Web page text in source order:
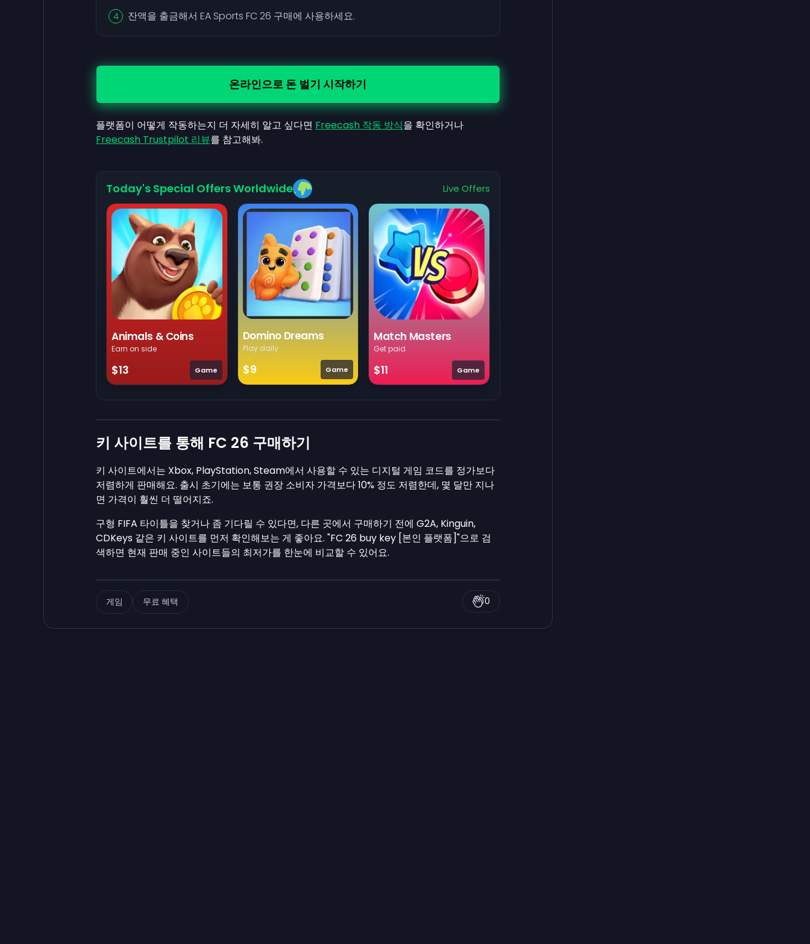
잔액을 출금해서 EA Sports FC 26 구매에 사용하세요.
온라인으로 돈 벌기 시작하기
플랫폼이 어떻게 작동하는지 더 자세히 알고 싶다면 Freecash 작동 방식을 확인하거나
Freecash Trustpilot 리뷰를 참고해봐.
Today's Special Offers Worldwide Live Offers
Animals & Coins
Earn on side
$13 Game
Domino Dreams
Play daily
$9 Game
Match Masters
Get paid
$11 Game
키 사이트를 통해 FC 26 구매하기
키 사이트에서는 Xbox, PlayStation, Steam에서 사용할 수 있는 디지털 게임 코드를 정가보다
저렴하게 판매해요. 출시 초기에는 보통 권장 소비자 가격보다 10% 정도 저렴한데, 몇 달만 지나
면 가격이 훨씬 더 떨어지죠.
구형 FIFA 타이틀을 찾거나 좀 기다릴 수 있다면, 다른 곳에서 구매하기 전에 G2A, Kinguin,
CDKeys 같은 키 사이트를 먼저 확인해보는 게 좋아요. "FC 26 buy key [본인 플랫폼]"으로 검
색하면 현재 판매 중인 사이트들의 최저가를 한눈에 비교할 수 있어요.
게임 무료 혜택 0